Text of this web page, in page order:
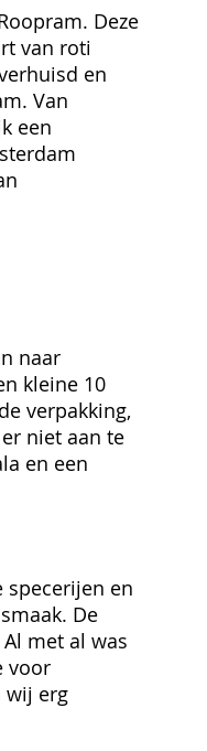
Deze
van roti
en
Van
een
naar
kleine 10
verpakking,
niet aan te
en een
specerijen en
De
met al was
voor
wij erg